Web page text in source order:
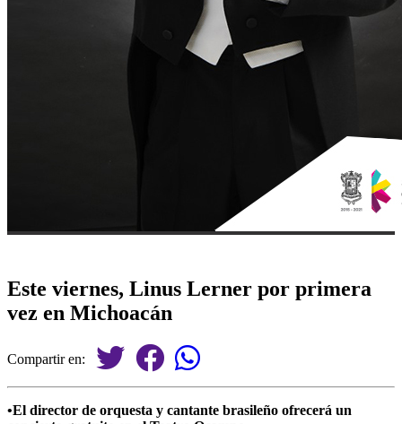
Este viernes, Linus Lerner por primera
vez en Michoacán
Compartir en:
•El director de orquesta y cantante brasileño ofrecerá un